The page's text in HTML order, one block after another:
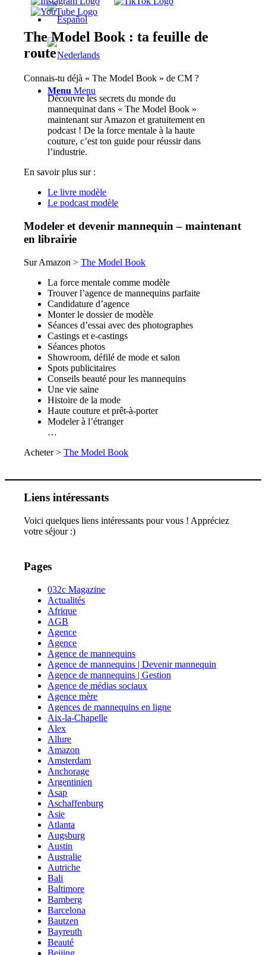
Menu Menu
The Model Book : ta feuille de
route
Connais-tu déjà « The Model Book » de CM ?
Découvre les secrets du monde du
mannequinat dans « The Model Book »
maintenant sur Amazon et gratuitement en
podcast ! De la force mentale à la haute
couture, c’est ton guide pour réussir dans
l’industrie.
En savoir plus sur :
Le livre modèle
Le podcast modèle
Modeler et devenir mannequin – maintenant
en librairie
Sur Amazon >The Model Book
La force mentale comme modèle
Trouver l’agence de mannequins parfaite
Candidature d’agence
Monter le dossier de modèle
Séances d’essai avec des photographes
Castings et e-castings
Séances photos
Showroom, défilé de mode et salon
Spots publicitaires
Conseils beauté pour les mannequins
Une vie saine
Histoire de la mode
Haute couture et prêt-à-porter
Modeler à l’étranger
…
Acheter >The Model Book
Liens intéressants
Voici quelques liens intéressants pour vous ! Appréciez
votre séjour :)
Pages
032c Magazine
Actualités
Afrique
AGB
Agence
Agence
Agence de mannequins
Agence de mannequins | Devenir mannequin
Agence de mannequins | Gestion
Agence de médias sociaux
Agence mère
Agences de mannequins en ligne
Aix-la-Chapelle
Alex
Allure
Amazon
Amsterdam
Anchorage
Argentinien
Asap
Aschaffenburg
Asie
Atlanta
Augsburg
Austin
Australie
Autriche
Bali
Baltimore
Bamberg
Barcelona
Bautzen
Bayreuth
Beauté
Beijing